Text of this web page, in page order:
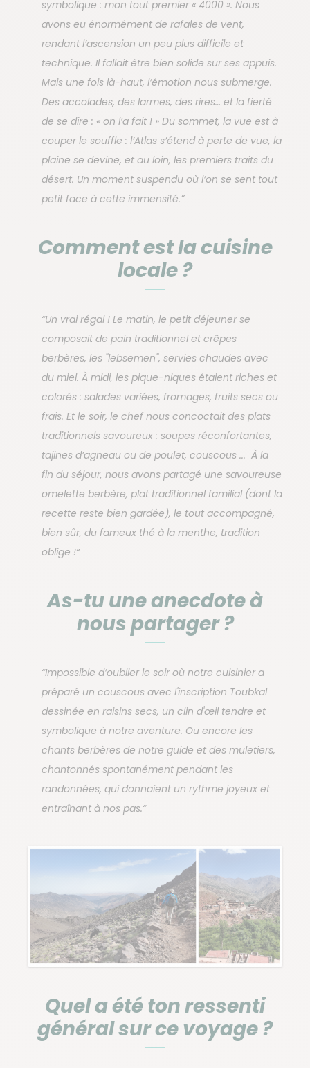
symbolique : mon tout premier « 4000 ». Nous
avons eu énormément de rafales de vent,
rendant l’ascension un peu plus difficile et
technique. Il fallait être bien solide sur ses appuis.
Mais une fois là-haut, l’émotion nous submerge.
Des accolades, des larmes, des rires… et la fierté
de se dire : « on l’a fait ! » Du sommet, la vue est à
couper le souffle : l’Atlas s’étend à perte de vue, la
plaine se devine, et au loin, les premiers traits du
désert. Un moment suspendu où l’on se sent tout
petit face à cette immensité.”
Comment est la cuisine
locale ?
“Un vrai régal ! Le matin, le petit déjeuner se
composait de pain traditionnel et crêpes
berbères, les "lebsemen", servies chaudes avec
du miel. À midi, les pique-niques étaient riches et
colorés : salades variées, fromages, fruits secs ou
frais. Et le soir, le chef nous concoctait des plats
traditionnels savoureux : soupes réconfortantes,
tajines d’agneau ou de poulet, couscous ... À la
fin du séjour, nous avons partagé une savoureuse
omelette berbère, plat traditionnel familial (dont la
recette reste bien gardée), le tout accompagné,
bien sûr, du fameux thé à la menthe, tradition
oblige !“
As-tu une anecdote à
nous partager ?
“Impossible d’oublier le soir où notre cuisinier a
préparé un couscous avec l'inscription Toubkal
dessinée en raisins secs, un clin d'œil tendre et
symbolique à notre aventure. Ou encore les
chants berbères de notre guide et des muletiers,
chantonnés spontanément pendant les
randonnées, qui donnaient un rythme joyeux et
entraînant à nos pas.“
Quel a été ton ressenti
général sur ce voyage ?